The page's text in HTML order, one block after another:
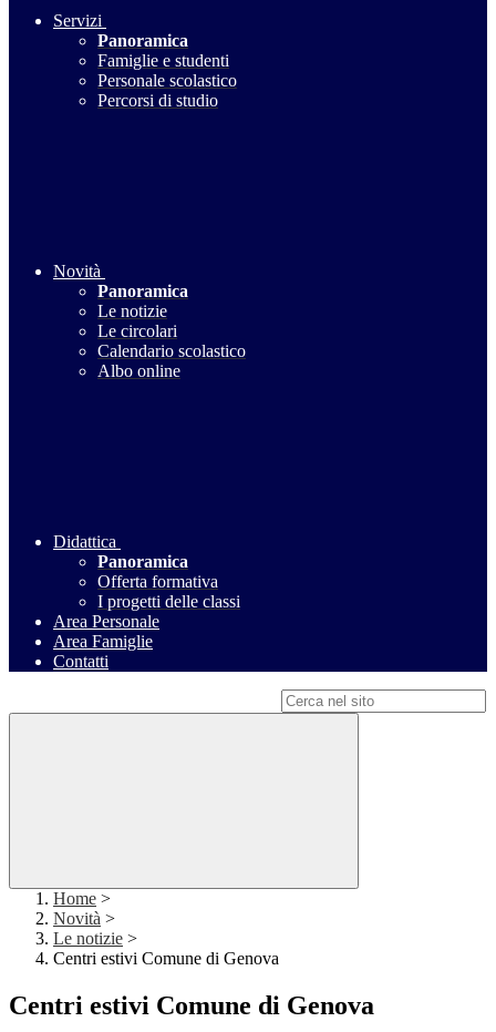
Servizi
Panoramica
Famiglie e studenti
Personale scolastico
Percorsi di studio
Novità
Panoramica
Le notizie
Le circolari
Calendario scolastico
Albo online
Didattica
Panoramica
Offerta formativa
I progetti delle classi
Area Personale
Area Famiglie
Contatti
Home >
Novità >
Le notizie >
Centri estivi Comune di Genova
Centri estivi Comune di Genova